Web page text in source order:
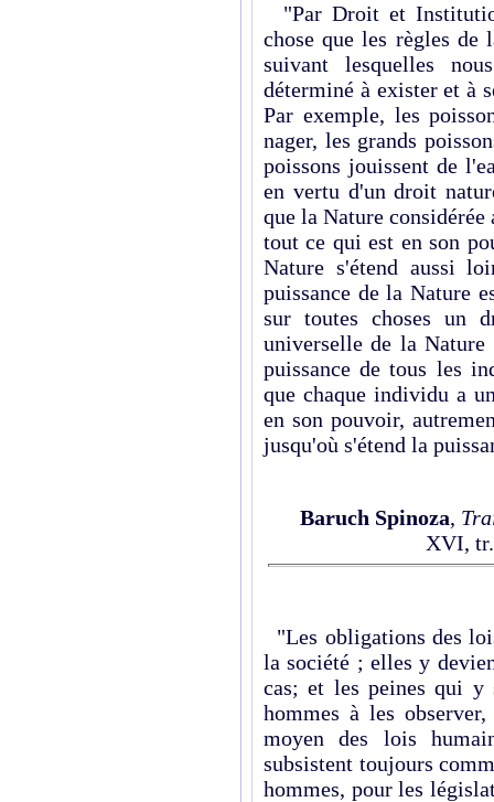
"Par Droit et
chose que les règles de
suivant lesquelles
déterminé à exister et à
Par exemple, les
nager, les grands
poissons jouissent de
en vertu d'un droit
que la Nature
tout ce qui est en son
Nature s'étend aussi
puissance de la Nature
sur toutes choses un
universelle de la
puissance de tous les
que chaque individu a
en son pouvoir,
jusqu'où s'étend la
Baruch Spinoza,
XVI,
"Les obligations des
la société ; elles y
cas; et les peines qui y
hommes à les
moyen des lois
subsistent toujours
hommes, pour les